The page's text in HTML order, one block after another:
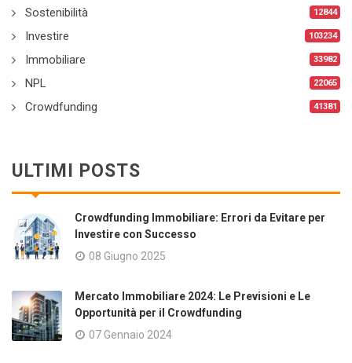
Sostenibilità 12844
Investire 103234
Immobiliare 33982
NPL 22065
Crowdfunding 41381
ULTIMI POSTS
Crowdfunding Immobiliare: Errori da Evitare per
Investire con Successo
08 Giugno 2025
Mercato Immobiliare 2024: Le Previsioni e Le
Opportunità per il Crowdfunding
07 Gennaio 2024